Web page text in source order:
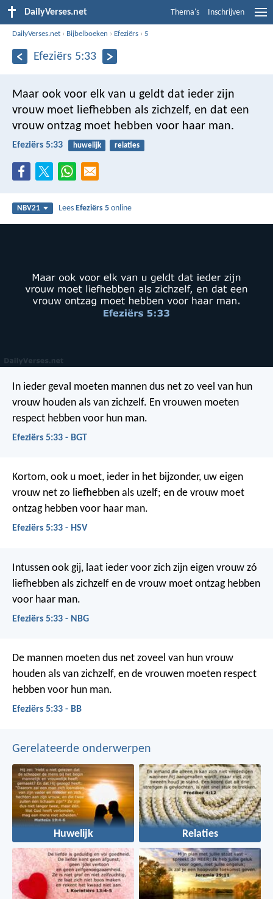
DailyVerses.net Thema's Inschrijven
DailyVerses.net › Bijbelboeken › Efeziërs ›5
Efeziërs 5:33
Maar ook voor elk van u geldt dat ieder zijn
vrouw moet liefhebben als zichzelf, en dat een
vrouw ontzag moet hebben voor haar man.
Efeziërs 5:33 huwelijk relaties
NBV21 LeesEfeziërs 5 online
In ieder geval moeten mannen dus net zo veel van hun
vrouw houden als van zichzelf. En vrouwen moeten
respect hebben voor hun man.
Efeziërs 5:33 - BGT
Kortom, ook u moet, ieder in het bijzonder, uw eigen
vrouw net zo liefhebben als uzelf; en de vrouw moet
ontzag hebben voor haar man.
Efeziërs 5:33 - HSV
Intussen ook gij, laat ieder voor zich zijn eigen vrouw zó
liefhebben als zichzelf en de vrouw moet ontzag hebben
voor haar man.
Efeziërs 5:33 - NBG
De mannen moeten dus net zoveel van hun vrouw
houden als van zichzelf, en de vrouwen moeten respect
hebben voor hun man.
Efeziërs 5:33 - BB
Gerelateerde onderwerpen
Huwelijk Relaties